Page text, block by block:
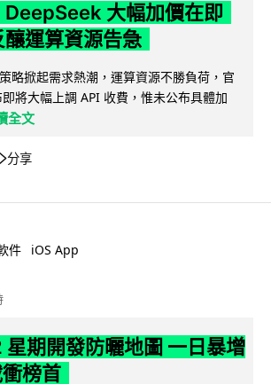
DeepSeek 大幅加價在即
運算資源告急
略掀起需求熱潮，運算資源不勝負荷，官
將大幅上調 API 收費，惟未公布具體加
全文
分享
件 iOS App
星期開發防曬地圖 一日暴增
榜首